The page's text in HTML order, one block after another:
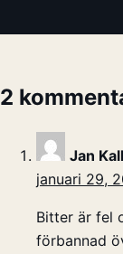
2
Jan
januari 29,
Bitter är fel
förbannad